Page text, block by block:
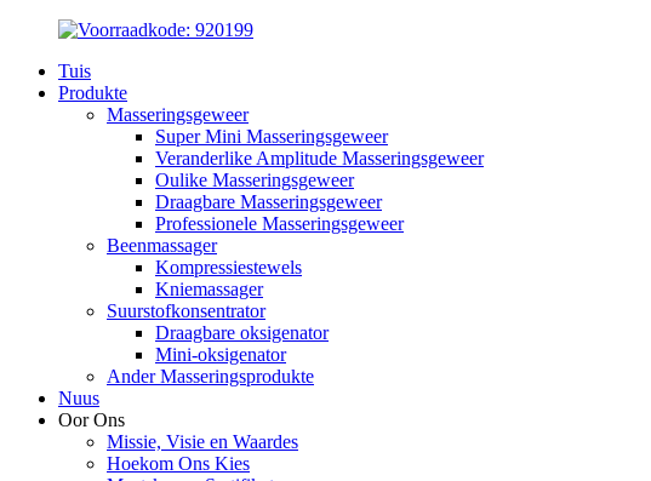
Tuis
Produkte
Masseringsgeweer
Super Mini Masseringsgeweer
Veranderlike Amplitude Masseringsgeweer
Oulike Masseringsgeweer
Draagbare Masseringsgeweer
Professionele Masseringsgeweer
Beenmassager
Kompressiestewels
Kniemassager
Suurstofkonsentrator
Draagbare oksigenator
Mini-oksigenator
Ander Masseringsprodukte
Nuus
Oor Ons
Missie, Visie en Waardes
Hoekom Ons Kies